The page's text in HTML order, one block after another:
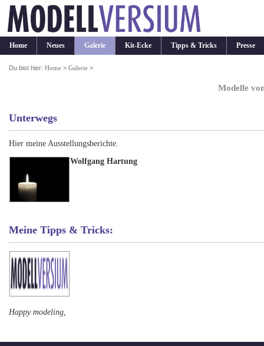
Home Neues Galerie Kit-Ecke Tipps & Tricks Presse
Du bist hier:Home >Galerie >
Modelle
Unterwegs
Hier meine Ausstellungsberichte.
Wolfgang Hartung
Meine Tipps & Tricks:
Happy modeling,